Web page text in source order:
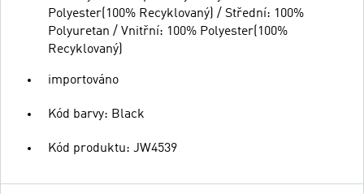
Polyester(100% Recyklovaný) / Střední: 100%
Polyuretan / Vnitřní: 100% Polyester(100%
Recyklovaný)
importováno
Kód barvy: Black
Kód produktu: JW4539